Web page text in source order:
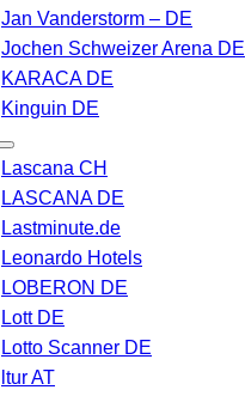
Jan Vanderstorm – DE
Jochen Schweizer Arena DE
KARACA DE
Kinguin DE
Lascana CH
LASCANA DE
Lastminute.de
Leonardo Hotels
LOBERON DE
Lott DE
Lotto Scanner DE
ltur AT